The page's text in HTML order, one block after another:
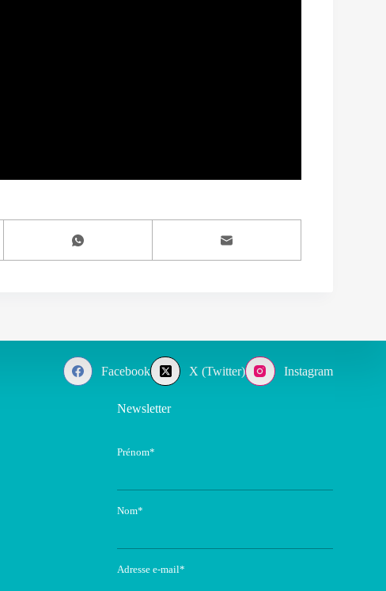
Facebook X (Twitter) Instagram
Newsletter
Prénom*
Nom*
Adresse e-mail*